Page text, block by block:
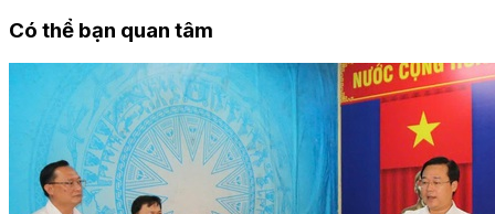
Có thể bạn quan tâm